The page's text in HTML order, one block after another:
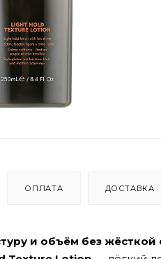
ОПЛАТА ДОСТАВКА
и объём без